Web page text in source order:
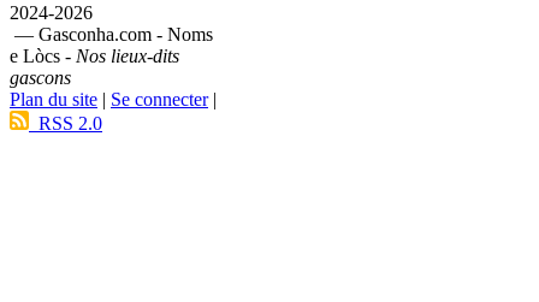
2024-2026
— Gasconha.com - Noms
e Lòcs - Nos lieux-dits
gascons
Plan du site | Se connecter|
RSS 2.0